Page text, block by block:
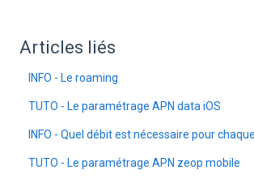
Articles liés
INFO - Le roaming
TUTO - Le paramétrage APN data iOS
INFO - Quel débit est nécessaire pour
TUTO - Le paramétrage APN zeop mobile